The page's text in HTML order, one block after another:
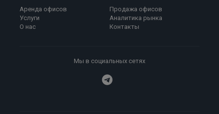
Аренда офисов
Продажа офисов
Услуги
Аналитика рынка
О нас
Контакты
Мы в социальных сетях